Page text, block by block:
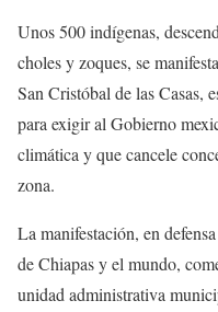
Unos 500 indígenas,
choles y zoques, se
San Cristóbal de las Casas,
para exigir al Gobierno
climática y que cancele
zona.
La manifestación, en
de Chiapas y el mundo,
unidad administrativa